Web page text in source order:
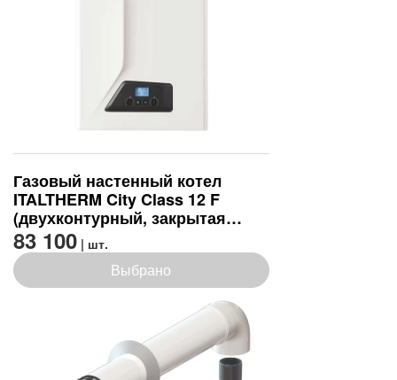
Газовый настенный котел
ITALTHERM City Class 12 F
(двухконтурный, закрытая
камера)
83 100 | шт.
Выбрано